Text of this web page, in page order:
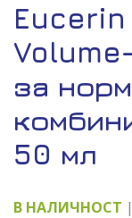
за
50 мл
В НАЛИЧНОСТ